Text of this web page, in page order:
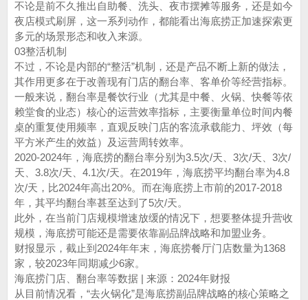
不论是前不久推出自助餐、洗头、夜市摆摊等服务，还是如今
夜店模式刷屏，这一系列动作，都能看出海底捞正加速探索更
多元的场景形态和收入来源。
03整活机制
不过，不论是内部的“整活”机制，还是产品不断上新的做法，
其作用更多在于改善现有门店的翻台率、客单价等经营指标。
一般来说，翻台率是餐饮行业（尤其是中餐、火锅、快餐等依
赖堂食的业态）核心的运营效率指标，主要衡量单位时间内餐
桌的重复使用频率，直观反映门店的客流承载能力、坪效（每
平方米产生的效益）及运营周转效率。
2020-2024年，海底捞的翻台率分别为3.5次/天、3次/天、3次/
天、3.8次/天、4.1次/天。在2019年，海底捞平均翻台率为4.8
次/天，比2024年高出20%。而在海底捞上市前的2017-2018
年，其平均翻台率甚至达到了5次/天。
此外，在当前门店规模增速放缓的情况下，想要整体提升营收
规模，海底捞可能还是需要依靠副品牌战略和加盟业务。
财报显示，截止到2024年年末，海底捞餐厅门店数量为1368
家，较2023年同期减少6家。
海底捞门店、翻台率等数据 | 来源：2024年财报
从目前情况看，“去火锅化”是海底捞副品牌战略的核心策略之